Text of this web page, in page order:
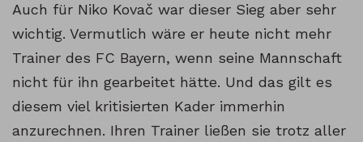
Auch für Niko Kovač war dieser Sieg aber sehr
wichtig. Vermutlich wäre er heute nicht mehr
Trainer des FC Bayern, wenn seine Mannschaft
nicht für ihn gearbeitet hätte. Und das gilt es
diesem viel kritisierten Kader immerhin
anzurechnen. Ihren Trainer ließen sie trotz aller